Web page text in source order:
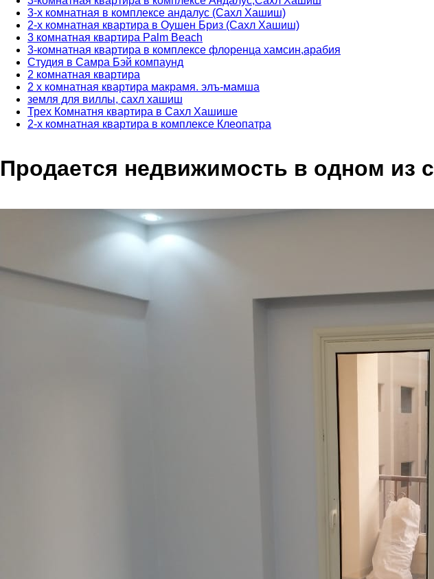
3-х комнатная в комплексе андалус (Сахл Хашиш)
2-х комнатная квартира в Оушен Бриз (Сахл Хашиш)
3 комнатная квартира Palm Beach
3-комнатная квартира в комплексе флоренца хамсин,арабия
Студия в Самра Бэй компаунд
2 комнатная квартира
2 х комнатная квартира макрамя. элъ-мамша
земля для виллы, сахл хашиш
Трех Комнатня квартира в Сахл Хашише
2-х комнатная квартира в комплексе Клеопатра
Продается недвижимость в одном из